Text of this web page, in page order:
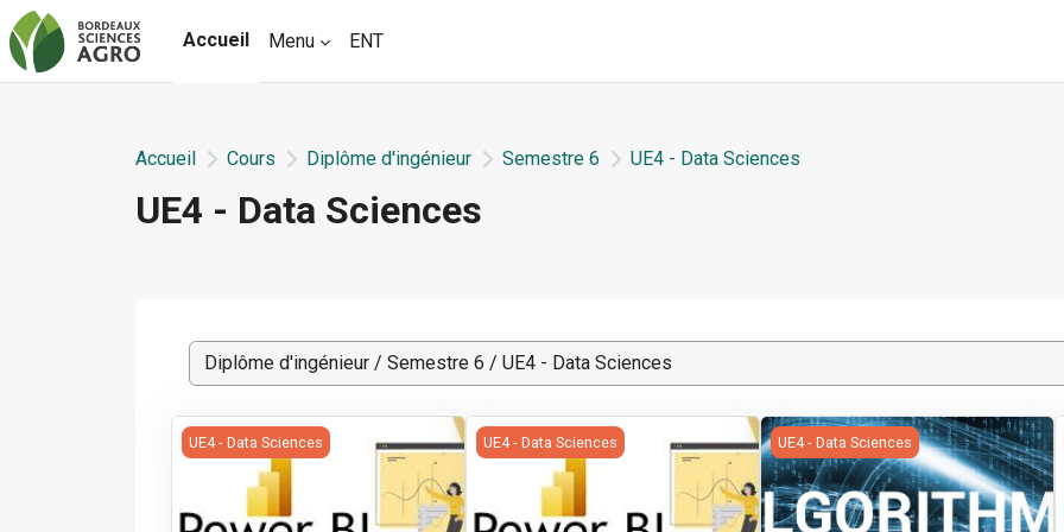
Passer au contenu principal
Accueil
Menu ENT
Accueil Cours Diplôme d'ingénieur Semestre 6 UE4 - Data Sciences
UE4 - Data Sciences
Blocs du contenu principal
Catégories de cours
S6 | Power BI
UE4 - Data Sciences Power BI
UE4 - Data Sciences S6 | Algorithmique et
UE4 - Data Sciences